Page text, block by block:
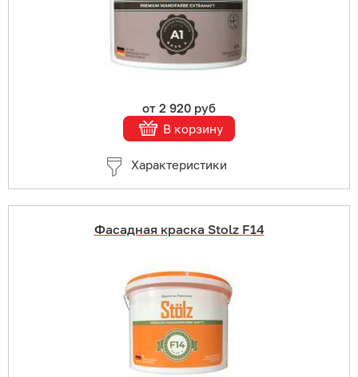
от 2 920 руб
В корзину
Характеристики
Подробнее
Фасадная краска Stolz F14
В корзину
Подробнее